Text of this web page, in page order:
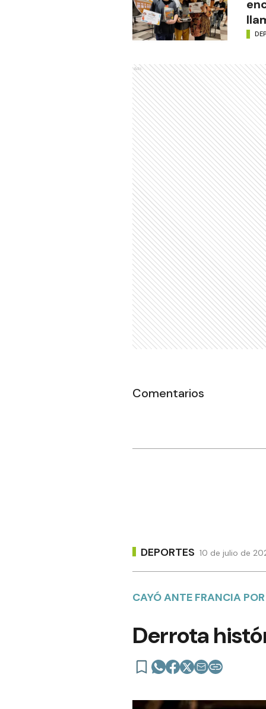
Ads
Comentarios
DEPORTES 10 de julio de
CAYÓ ANTE FRANCIA
Derrota